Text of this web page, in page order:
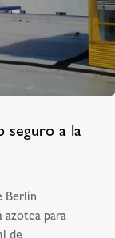
seguro a la
Berlín
azotea para
de